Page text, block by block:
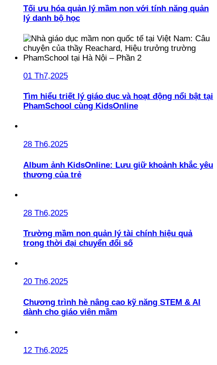
Tối ưu hóa quản lý mầm non với tính năng quản
lý danh bộ học
01 Th7,2025
Tìm hiểu triết lý giáo dục và hoạt động nổi bật tại
PhamSchool cùng KidsOnline
28 Th6,2025
Album ảnh KidsOnline: Lưu giữ khoảnh khắc yêu
thương của trẻ
28 Th6,2025
Trường mầm non quản lý tài chính hiệu quả
trong thời đại chuyển đổi số
20 Th6,2025
Chương trình hè nâng cao kỹ năng STEM & AI
dành cho giáo viên mầm
12 Th6,2025